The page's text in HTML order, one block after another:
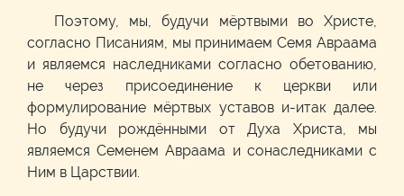
Поэтому, мы, будучи мёртвыми во Христе,
согласно Писаниям, мы принимаем Семя Авраама
и являемся наследниками согласно обетованию,
не через присоединение к церкви или
формулирование мёртвых уставов и-итак далее.
Но будучи рождёнными от Духа Христа, мы
являемся Семенем Авраама и сонаследниками с
Ним в Царствии.